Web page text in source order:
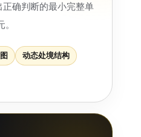
确判断的最小完整单
。
动态处境结构